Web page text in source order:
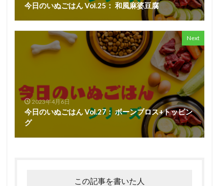
今日のいぬごはん Vol.25： 和風麻婆豆腐
Next
2023年4月6日
今日のいぬごはん Vol.27： ボーンブロス+トッピン
グ
この記事を書いた人